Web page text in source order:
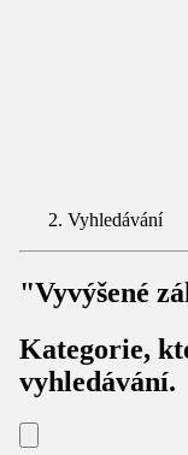
Vyhledávání
"Vyvýšené
Kategorie,
vyhledávání.